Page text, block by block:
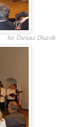
fot. Dariusz Dłużnik